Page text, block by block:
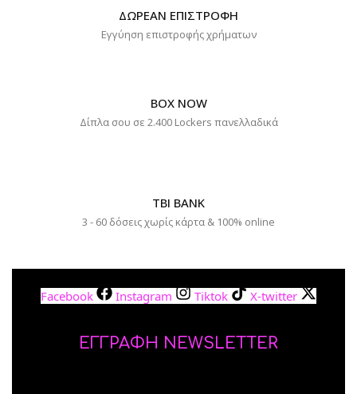
ΔΩΡΕΑΝ ΕΠΙΣΤΡΟΦΗ
Εγγύηση επιστροφής χρήματων
BOX NOW
Δίπλα σου σε 2.400 Lockers πανελλαδικά
TBI BANK
3 - 60 δόσεις χωρίς κάρτα & 100% online
Facebook Instagram Tiktok X-twitter
ΕΓΓΡΑΦΗ NEWSLETTER